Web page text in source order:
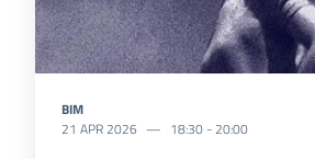
BIM
21 APR 2026
18:30 - 20:00